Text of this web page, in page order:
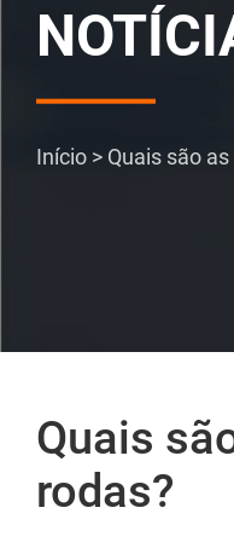
Início > Quais são
Quais
rodas?